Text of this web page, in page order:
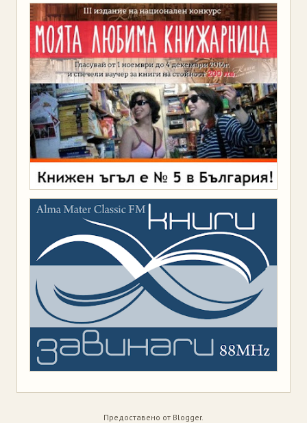
Предоставено от Blogger.